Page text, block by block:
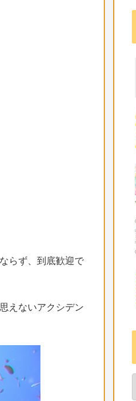
らず、到底歓迎で
えないアクシデン